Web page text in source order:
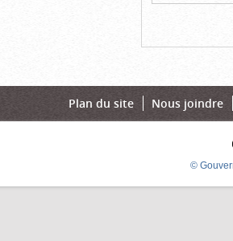
Plan du site Nous joindre
©